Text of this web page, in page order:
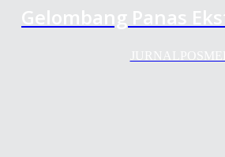
Gelombang Panas